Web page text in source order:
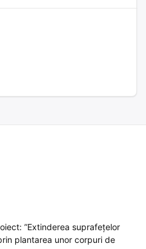
”Extinderea suprafețelor
plantarea unor corpuri de